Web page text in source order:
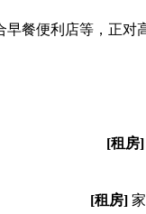
早餐便利店等，正
[租房]
[租房]